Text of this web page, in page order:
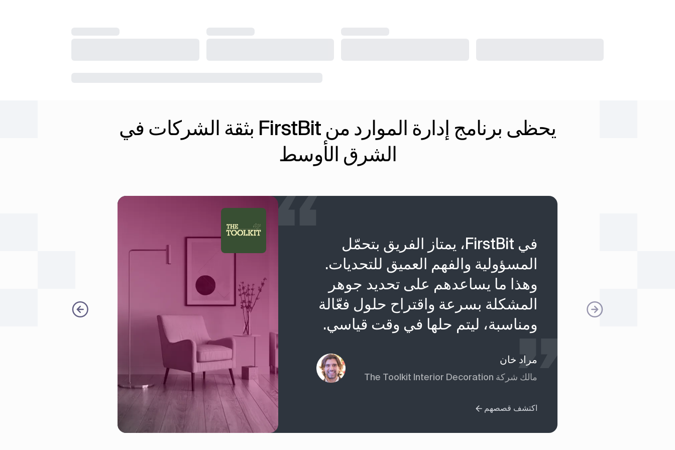
يحظى برنامج إدارة الموارد من FirstBit بثقة الشركات في
الشرق الأوسط
برامج
أكثر منطقية
في FirstBit، يمتاز الفريق بتحمّل
المسؤولية والفهم العميق للتحديات.
وهذا ما يساعدهم على تحديد جوهر
المشكلة بسرعة واقتراح حلول فعّالة
ومناسبة، ليتم حلها في وقت قياسي.
مراد خان
مالك شركة The Toolkit Interior Decoration
اكتشف قصصهم